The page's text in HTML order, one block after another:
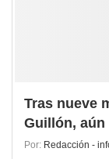
Tras nueve
Guillón,
Por: Redacción -